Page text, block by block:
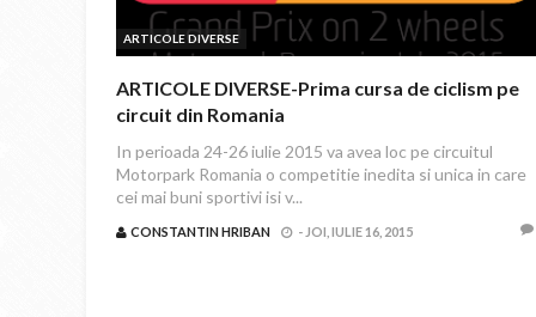
ARTICOLE DIVERSE
ARTICOLE DIVERSE-Prima cursa de ciclism pe
circuit din Romania
In perioada 24-26 iulie 2015 va avea loc pe circuitul
Motorpark Romania o competitie inedita si unica in care
cei mai buni sportivi isi v...
CONSTANTIN HRIBAN - JOI, IULIE 16, 2015